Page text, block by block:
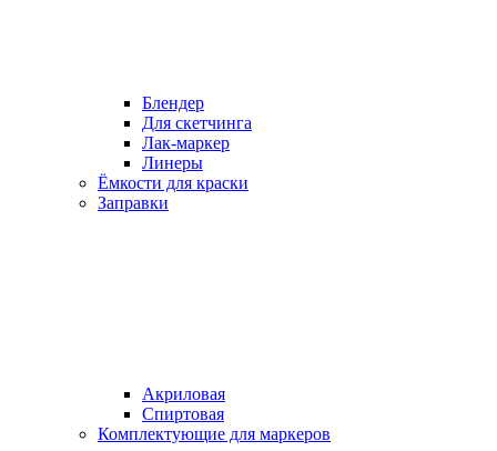
Блендер
Для скетчинга
Лак-маркер
Линеры
Ёмкости для краски
Заправки
Акриловая
Спиртовая
Комплектующие для маркеров